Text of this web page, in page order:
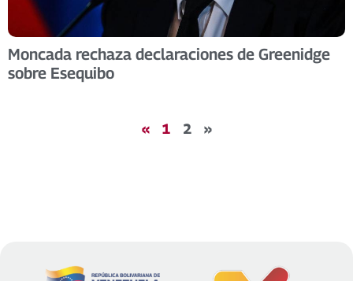
Moncada rechaza declaraciones de Greenidge
sobre Esequibo
« 1 2 »